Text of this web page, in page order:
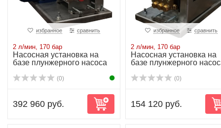
избранное сравнить
2 л/мин, 170 бар
Насосная установка на
базе плунжерного насоса
(0)
392 960 руб.
избранное сравнить
2 л/мин, 170 бар
Насосная установка на
базе плунжерного
(0)
154 120 руб.